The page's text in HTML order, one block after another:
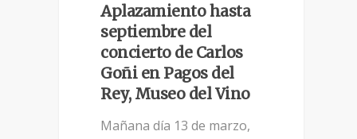
Aplazamiento hasta
septiembre del
concierto de Carlos
Goñi en Pagos del
Rey, Museo del Vino
Mañana día 13 de marzo,